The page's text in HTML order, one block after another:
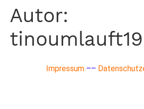
Autor:
Impressum––